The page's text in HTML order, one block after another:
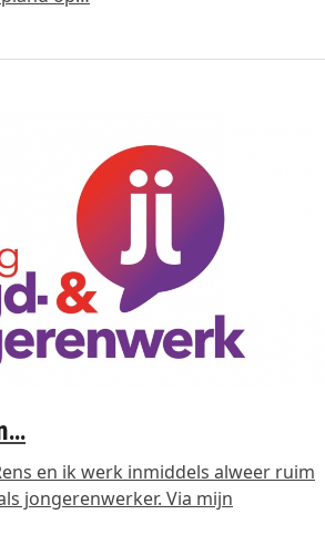
en ik werk inmiddels alweer ruim
jongerenwerker. Via mijn